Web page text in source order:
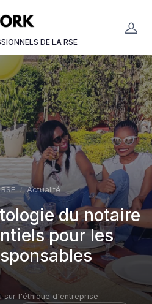
DE LA RSE
Actualité
du notaire
pour les
sur l'éthique d'entreprise